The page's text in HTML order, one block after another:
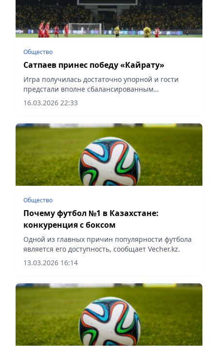
Общество
Сатпаев принес победу «Кайрату»
Игра получилась достаточно упорной и гости
предстали вполне сбалансированным
коллективом, сообщает Vecher.kz.
16.03.2026 22:33
Общество
Почему футбол №1 в Казахстане:
конкуренция с боксом
Одной из главных причин популярности футбола
является его доступность, сообщает Vecher.kz.
13.03.2026 16:14